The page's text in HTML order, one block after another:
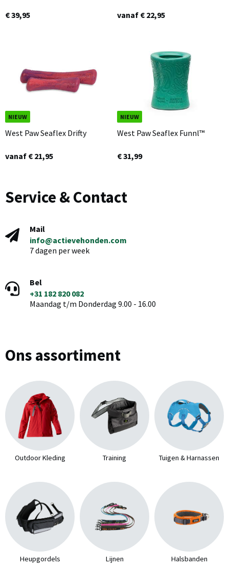
€ 39,95 vanaf € 22,95
NIEUW
West Paw Seaflex Drifty
vanaf € 21,95
NIEUW
West Paw Seaflex Funnl™
€ 31,99
Service & Contact
Mail
info@actievehonden.com
7 dagen per week
Bel
+31 182 820 082
Maandag t/m Donderdag 9.00 - 16.00
Ons assortiment
Outdoor Kleding Training Tuigen & Harnassen
Heupgordels Lijnen Halsbanden